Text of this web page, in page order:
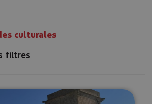
culturales
filtres
Visite guidée de l’Enceinte